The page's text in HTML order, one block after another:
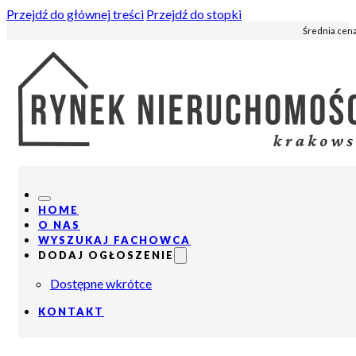
Przejdź do głównej treści Przejdź do stopki
Średnia
HOME
O NAS
WYSZUKAJ FACHOWCA
DODAJ OGŁOSZENIE
Dostępne wkrótce
KONTAKT